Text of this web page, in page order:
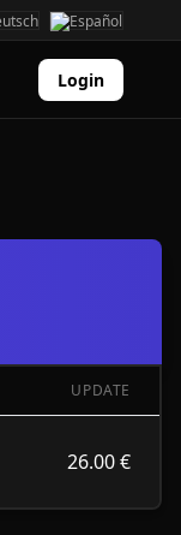
Login
UPDATE
26.00 €